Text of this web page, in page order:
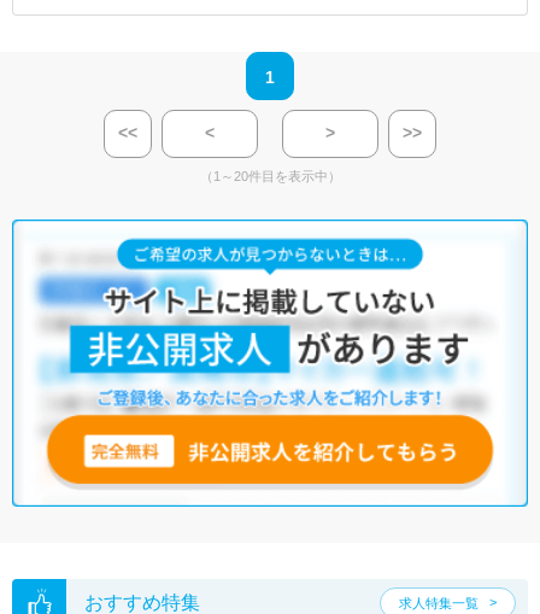
1
<< < > >>
（1～20件目を表示中）
おすすめ特集 求人特集一覧